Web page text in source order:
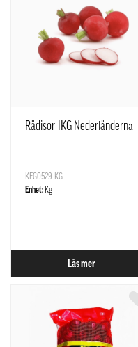
Rädisor 1KG Nederländerna
KFG0529-KG
Enhet: Kg
Läs mer